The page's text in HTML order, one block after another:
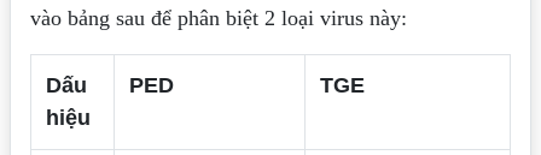
vào bảng sau để phân biệt 2 loại virus này:
Dấu
hiệu
PED TGE